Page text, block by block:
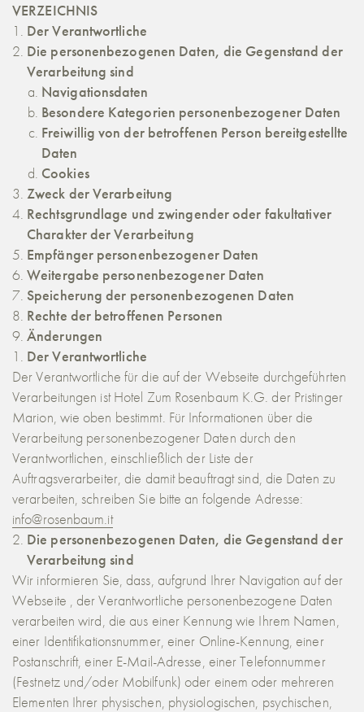
VERZEICHNIS
Der Verantwortliche
Die personenbezogenen Daten, die Gegenstand der
Verarbeitung sind
Navigationsdaten
Besondere Kategorien personenbezogener Daten
Freiwillig von der betroffenen Person bereitgestellte
Daten
Cookies
Zweck der Verarbeitung
Rechtsgrundlage und zwingender oder fakultativer
Charakter der Verarbeitung
Empfänger personenbezogener Daten
Weitergabe personenbezogener Daten
Speicherung der personenbezogenen Daten
Rechte der betroffenen Personen
Änderungen
Der Verantwortliche
Der Verantwortliche für die auf der Webseite durchgeführten
Verarbeitungen ist Hotel Zum Rosenbaum K.G. der Pristinger
Marion, wie oben bestimmt. Für Informationen über die
Verarbeitung personenbezogener Daten durch den
Verantwortlichen, einschließlich der Liste der
Auftragsverarbeiter, die damit beauftragt sind, die Daten zu
verarbeiten, schreiben Sie bitte an folgende Adresse:
info@rosenbaum.it
Die personenbezogenen Daten, die Gegenstand der
Verarbeitung sind
Wir informieren Sie, dass, aufgrund Ihrer Navigation auf der
Webseite , der Verantwortliche personenbezogene Daten
verarbeiten wird, die aus einer Kennung wie Ihrem Namen,
einer Identifikationsnummer, einer Online-Kennung, einer
Postanschrift, einer E-Mail-Adresse, einer Telefonnummer
(Festnetz und/oder Mobilfunk) oder einem oder mehreren
Elementen Ihrer physischen, physiologischen, psychischen,